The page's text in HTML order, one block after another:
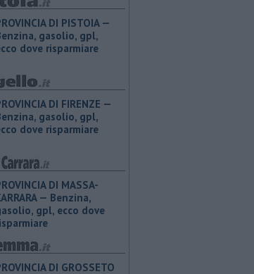
DI PISTOIA —
gasolio, gpl,
dove risparmiare
DI FIRENZE —
gasolio, gpl,
dove risparmiare
DI MASSA-
— ​Benzina,
gpl, ecco dove
DI GROSSETO